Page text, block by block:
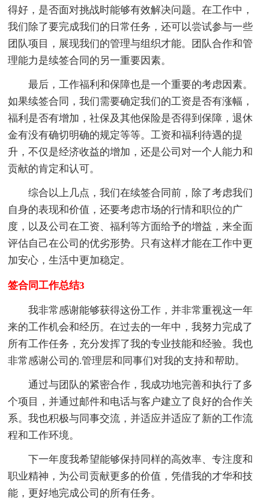
得好，是否面对挑战时能够有效解决问题。在工作中，
我们除了要完成我们的日常任务，还可以尝试参与一些
团队项目，展现我们的管理与组织才能。团队合作和管
理能力是续签合同的另一重要因素。
最后，工作福利和保障也是一个重要的考虑因素。
如果续签合同，我们需要确定我们的工资是否有涨幅，
福利是否有增加，社保及其他保险是否得到保障，退休
金有没有确切明确的规定等等。工资和福利待遇的提
升，不仅是经济收益的增加，还是公司对一个人能力和
贡献的肯定和认可。
综合以上几点，我们在续签合同前，除了考虑我们
自身的表现和价值，还要考虑市场的行情和职位的广
度，以及公司在工资、福利等方面给予的增益，来全面
评估自己在公司的优劣形势。只有这样才能在工作中更
加安心，生活中更加稳定。
签合同工作总结3
我非常感谢能够获得这份工作，并非常重视这一年
来的工作机会和经历。在过去的一年中，我努力完成了
所有工作任务，充分发挥了我的专业技能和经验。我也
非常感谢公司的.管理层和同事们对我的支持和帮助。
通过与团队的紧密合作，我成功地完善和执行了多
个项目，并通过邮件和电话与客户建立了良好的合作关
系。我也积极与同事交流，并适应并适应了新的工作流
程和工作环境。
下一年度我希望能够保持同样的高效率、专注度和
职业精神，为公司贡献更多的价值，凭借我的才华和技
能，更好地完成公司的所有任务。